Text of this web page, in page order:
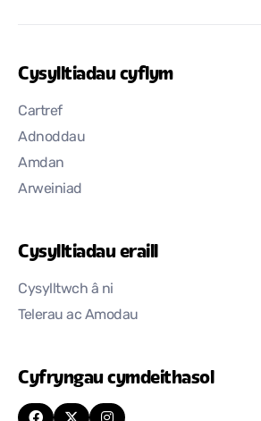
Cysylltiadau cyflym
Cartref
Adnoddau
Amdan
Arweiniad
Cysylltiadau eraill
Cysylltwch â ni
Telerau ac Amodau
Cyfryngau cymdeithasol